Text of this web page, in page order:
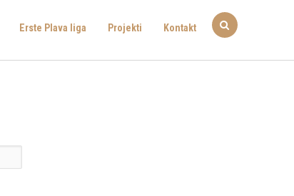
Erste Plava liga Projekti Kontakt